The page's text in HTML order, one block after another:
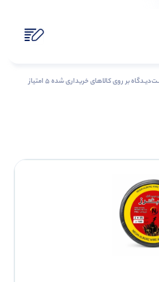
شمـا هـم دربـاره ایـن کــالا دیــدگاه ثبــت کنید، بــا ثبــت‌دیـدگاه بر روی کالاهای خریداری شده ۵ امتیاز